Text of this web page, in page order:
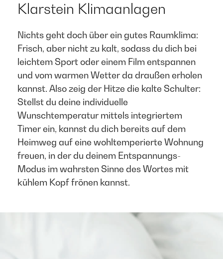
Klarstein Klimaanlagen​
Nichts geht doch über ein gutes Raumklima:
Frisch, aber nicht zu kalt, sodass du dich bei
leichtem Sport oder einem Film entspannen
und vom warmen Wetter da draußen erholen
kannst. Also zeig der Hitze die kalte Schulter:
Stellst du deine individuelle
Wunschtemperatur mittels integriertem
Timer ein, kannst du dich bereits auf dem
Heimweg auf eine wohltemperierte Wohnung
freuen, in der du deinem Entspannungs-
Modus im wahrsten Sinne des Wortes mit
kühlem Kopf frönen kannst. ​